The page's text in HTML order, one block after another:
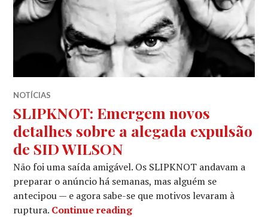
NOTÍCIAS
SLIPKNOT: Emergem novos
detalhes sobre a alegada expulsão
de SID WILSON
Não foi uma saída amigável. Os SLIPKNOT andavam a
preparar o anúncio há semanas, mas alguém se
antecipou — e agora sabe-se que motivos levaram à
ruptura. Continue readingSLIPKNOT: Emergem novos